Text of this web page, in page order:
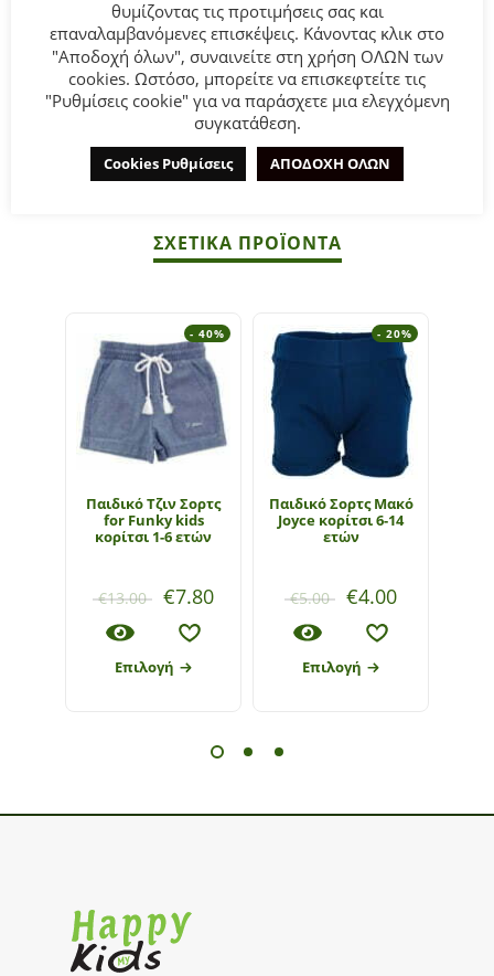
σε ροζ χρώμα.
Σύνθεση:100% POLYESTER.
Πλένεται στο πλυντήριο στους 30°C.
ΣΧΕΤΙΚΆ ΠΡΟΪΌΝΤΑ
- 40%
Παιδικό Τζιν Σορτς
for Funky kids
κορίτσι 1-6 ετών
€13.00 €7.80
Επιλογή
- 20%
Παιδικό Σορτς Μακό
Joyce κορίτσι 6-14
ετών
€5.00 €4.00
Επιλογή
θυμίζοντας τις προτιμήσεις σας και
επαναλαμβανόμενες επισκέψεις. Κάνοντας κλικ στο
"Αποδοχή όλων", συναινείτε στη χρήση ΟΛΩΝ των
cookies. Ωστόσο, μπορείτε να επισκεφτείτε τις
"Ρυθμίσεις cookie" για να παράσχετε μια ελεγχόμενη
συγκατάθεση.
Cookies Ρυθμίσεις ΑΠΟΔΟΧΗ ΟΛΩΝ